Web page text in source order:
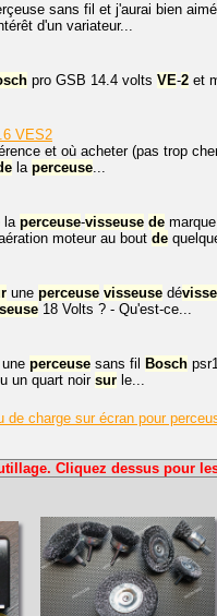
sans fil et j'aurai bien
d'un variateur...
pro GSB 14.4 volts VE-2 et
VES2
et où acheter (pas trop
la perceuse...
la perceuse-visseuse de marque
moteur au bout de
une perceuse visseuse dé
18 Volts ? - Qu'est-ce...
une perceuse sans fil Bosch
un quart noirsur le...
charge sur écran pour
Cliquez dessus pour